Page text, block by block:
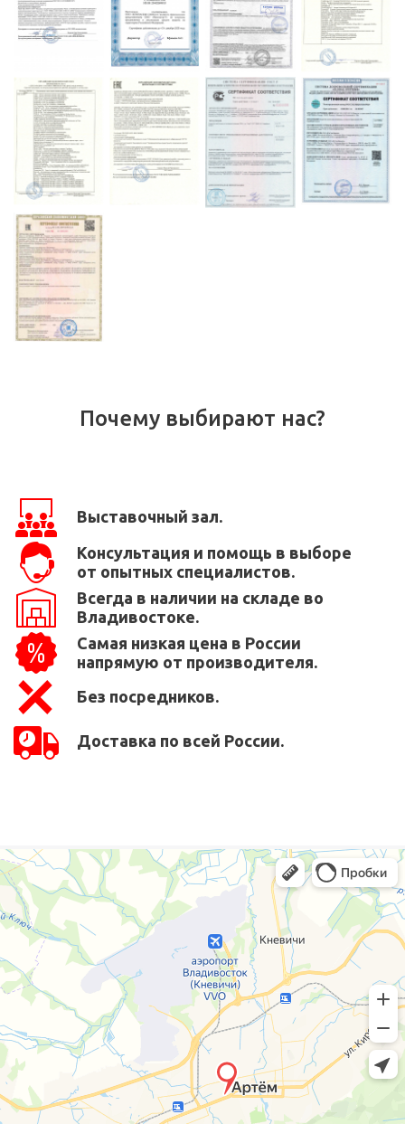
Почему выбирают нас?
Выставочный зал.
Консультация и помощь в выборе
от опытных специалистов.
Всегда в наличии на складе во
Владивостоке.
Самая низкая цена в России
напрямую от производителя.
Без посредников.
Доставка по всей России.